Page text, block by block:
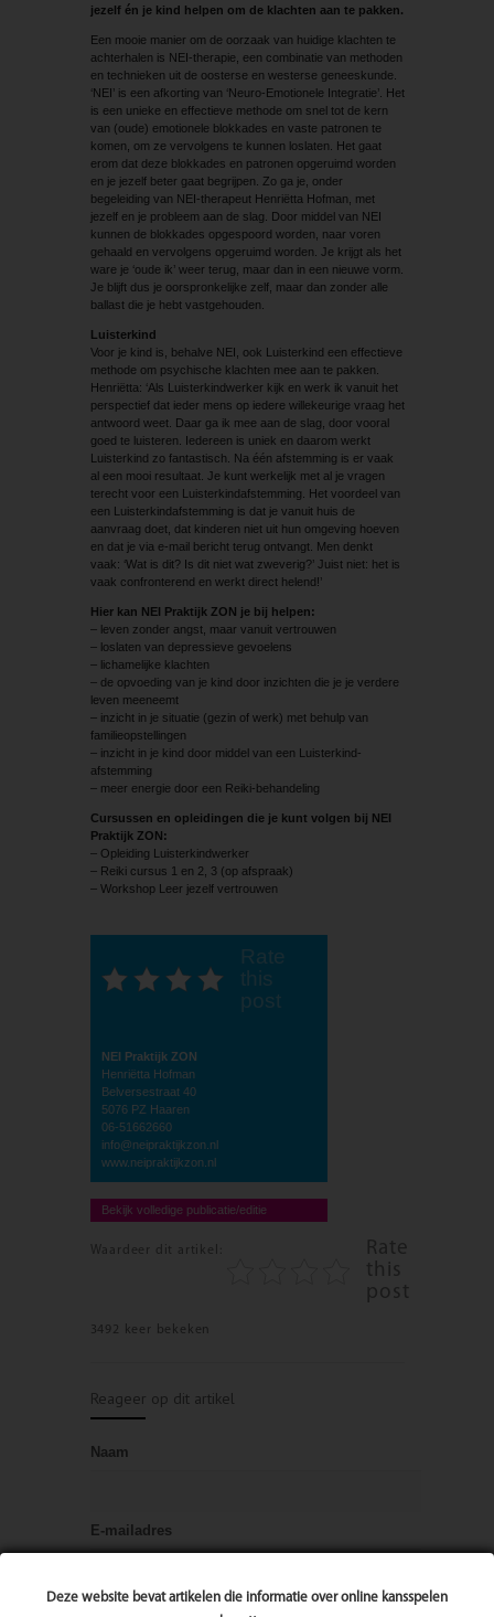
Deze website bevat artikelen die informatie over online kansspelen
jezelf én je kind helpen om de klachten aan te pakken.
Een mooie manier om de oorzaak van huidige klachten te
achterhalen is NEI-therapie, een combinatie van methoden
en technieken uit de oosterse en westerse geneeskunde.
‘NEI’ is een afkorting van ‘Neuro-Emotionele Integratie’. Het
is een unieke en effectieve methode om snel tot de kern
van (oude) emotionele blokkades en vaste patronen te
komen, om ze vervolgens te kunnen loslaten. Het gaat
erom dat deze blokkades en patronen opgeruimd worden
en je jezelf beter gaat begrijpen. Zo ga je, onder
begeleiding van NEI-therapeut Henriëtta Hofman, met
jezelf en je probleem aan de slag. Door middel van NEI
kunnen de blokkades opgespoord worden, naar voren
gehaald en vervolgens opgeruimd worden. Je krijgt als het
ware je ‘oude ik’ weer terug, maar dan in een nieuwe vorm.
Je blijft dus je oorspronkelijke zelf, maar dan zonder alle
ballast die je hebt vastgehouden.
Luisterkind
Voor je kind is, behalve NEI, ook Luisterkind een effectieve
methode om psychische klachten mee aan te pakken.
Henriëtta: ‘Als Luisterkindwerker kijk en werk ik vanuit het
perspectief dat ieder mens op iedere willekeurige vraag het
antwoord weet. Daar ga ik mee aan de slag, door vooral
goed te luisteren. Iedereen is uniek en daarom werkt
Luisterkind zo fantastisch. Na één afstemming is er vaak
al een mooi resultaat. Je kunt werkelijk met al je vragen
terecht voor een Luisterkindafstemming. Het voordeel van
een Luisterkindafstemming is dat je vanuit huis de
aanvraag doet, dat kinderen niet uit hun omgeving hoeven
en dat je via e-mail bericht terug ontvangt. Men denkt
vaak: ‘Wat is dit? Is dit niet wat zweverig?’ Juist niet: het is
vaak confronterend en werkt direct helend!’
Hier kan NEI Praktijk ZON je bij helpen:
– leven zonder angst, maar vanuit vertrouwen
– loslaten van depressieve gevoelens
– lichamelijke klachten
– de opvoeding van je kind door inzichten die je je verdere
leven meeneemt
– inzicht in je situatie (gezin of werk) met behulp van
familieopstellingen
– inzicht in je kind door middel van een Luisterkind-
afstemming
– meer energie door een Reiki-behandeling
Cursussen en opleidingen die je kunt volgen bij NEI
Praktijk ZON:
– Opleiding Luisterkindwerker
– Reiki cursus 1 en 2, 3 (op afspraak)
– Workshop Leer jezelf vertrouwen
Rate
this
post
NEI Praktijk ZON
Henriëtta Hofman
Belversestraat 40
5076 PZ Haaren
06-51662660
info@neipraktijkzon.nl
www.neipraktijkzon.nl
Bekijk volledige publicatie/editie
Waardeer dit artikel:
Rate
this
post
3492 keer bekeken
Reageer op dit artikel
Naam
E-mailadres